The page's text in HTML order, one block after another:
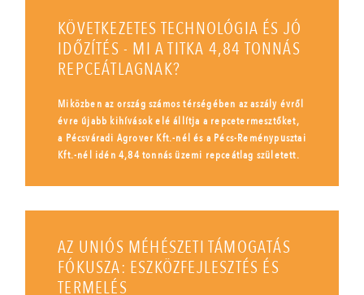
KÖVETKEZETES TECHNOLÓGIA ÉS JÓ
IDŐZÍTÉS - MI A TITKA 4,84 TONNÁS
REPCEÁTLAGNAK?
Miközben az ország számos térségében az aszály évről
évre újabb kihívások elé állítja a repcetermesztőket,
a Pécsváradi Agrover Kft.-nél és a Pécs-Reménypusztai
Kft.-nél idén 4,84 tonnás üzemi repceátlag született.
AZ UNIÓS MÉHÉSZETI TÁMOGATÁS
FÓKUSZA: ESZKÖZFEJLESZTÉS ÉS
TERMELÉS